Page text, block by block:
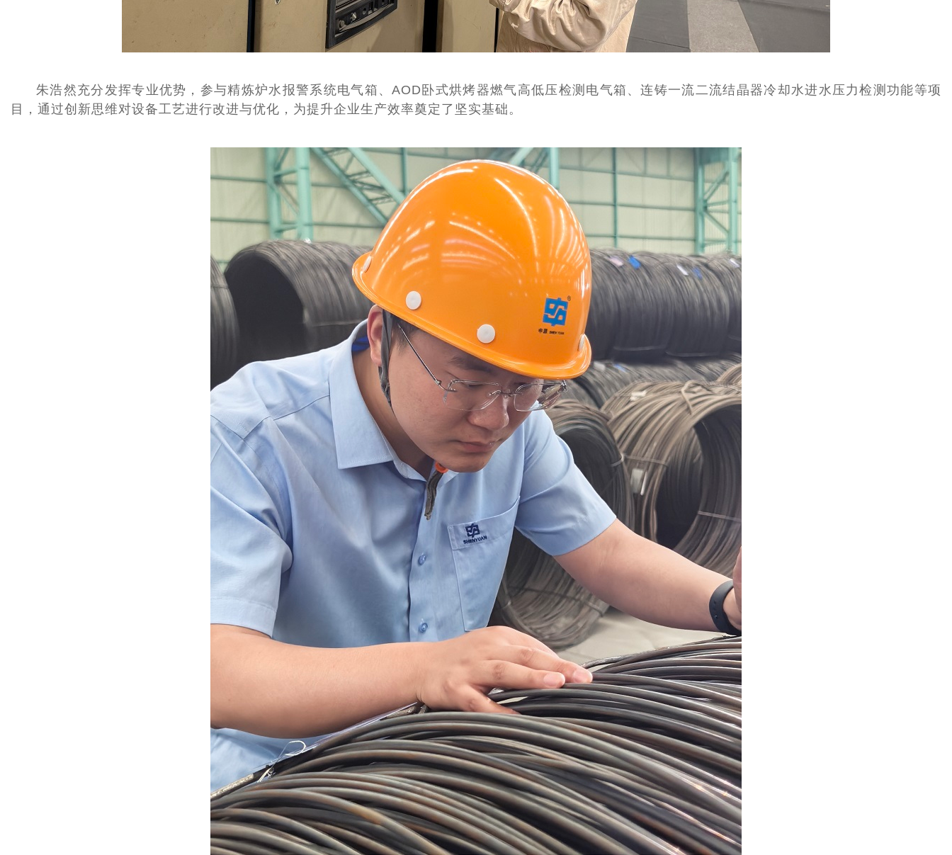
About Products
申源 · 服务
Services
申源 · 资讯
News
申源 · 人才
Talents
朱浩然充分发挥专业优势，参与精炼炉水报警系统电气箱、AOD卧式烘烤器燃气高低压检测电气箱、连铸一流二流结晶器冷却水进水压力检测功能等项
目，通过创新思维对设备工艺进行改进与优化，为提升企业生产效率奠定了坚实基础。